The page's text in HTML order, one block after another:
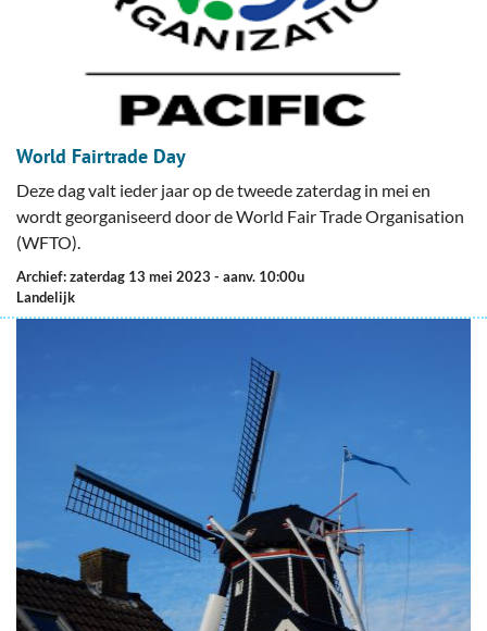
World Fairtrade Day
Deze dag valt ieder jaar op de tweede zaterdag in mei en
wordt georganiseerd door de World Fair Trade Organisation
(WFTO).
Archief: zaterdag 13 mei 2023 - aanv. 10:00u
Landelijk